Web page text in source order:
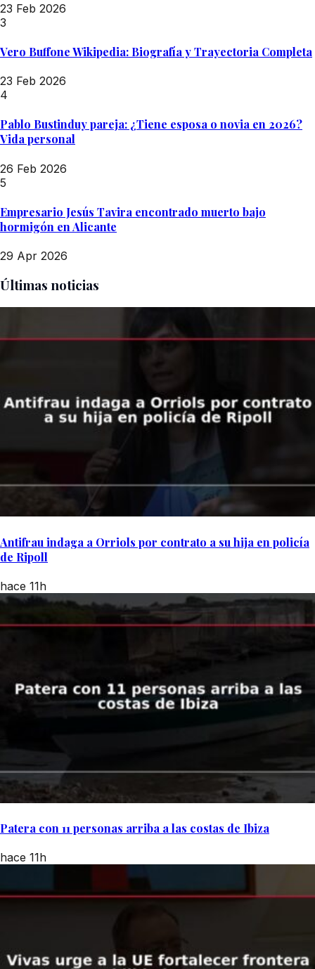
23 Feb 2026
3
Vero Buffone Wikipedia: Biografía y Trayectoria Completa
23 Feb 2026
4
Pablo Bustinduy pareja: ¿Tiene esposa o novia en 2026?
Vida personal
26 Feb 2026
5
Empresario Jesús Tavira encontrado muerto bajo
hormigón en Alicante
29 Apr 2026
Últimas noticias
Antifrau indaga a Orriols por contrato a su hija en policía
de Ripoll
hace 11h
Patera con 11 personas arriba a las costas de Ibiza
hace 11h